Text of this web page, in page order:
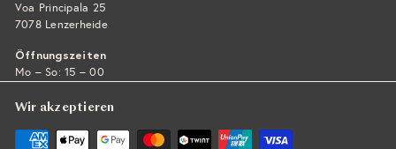
Voa Principala 25
7078 Lenzerheide
Öffnungszeiten
Mo – So: 15 – 00
Wir akzeptieren